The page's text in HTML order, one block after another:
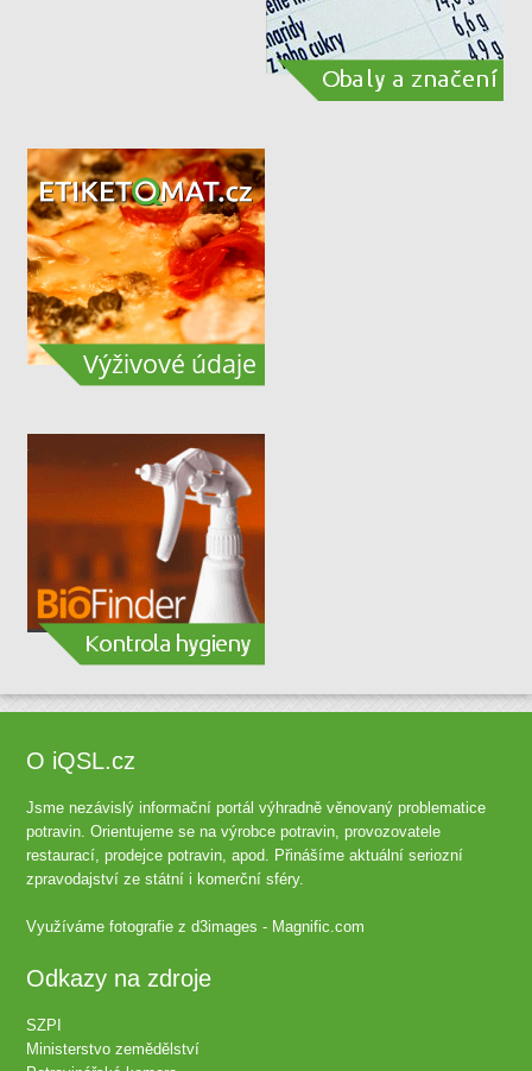
O iQSL.cz
Jsme nezávislý informační portál výhradně věnovaný problematice
potravin. Orientujeme se na výrobce potravin, provozovatele
restaurací, prodejce potravin, apod. Přinášíme aktuální seriozní
zpravodajství ze státní i komerční sféry.
Využíváme fotografie zd3images - Magnific.com
Odkazy na zdroje
SZPI
Ministerstvo zemědělství